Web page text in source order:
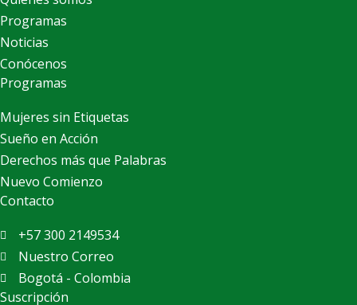
Programas
Noticias
Conócenos
Programas
Mujeres sin Etiquetas
Sueño en Acción
Derechos más que Palabras
Nuevo Comienzo
Contacto
+57 300 2149534
Nuestro Correo
Bogotá - Colombia
Suscripción